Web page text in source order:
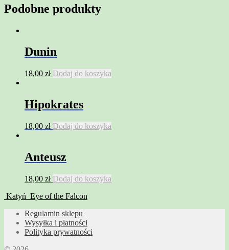
Podobne produkty
Dunin
18,00 zł Dodaj do koszyka
Hipokrates
18,00 zł Dodaj do koszyka
Anteusz
18,00 zł Dodaj do koszyka
Katyń Eye of the Falcon
Regulamin sklepu
Wysyłka i płatności
Polityka prywatności